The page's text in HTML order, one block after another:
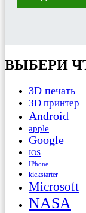
ВЫБЕРИ
3D печать
3D принтер
Android
apple
Google
IOS
IPhone
kickstarter
Microsoft
NASA